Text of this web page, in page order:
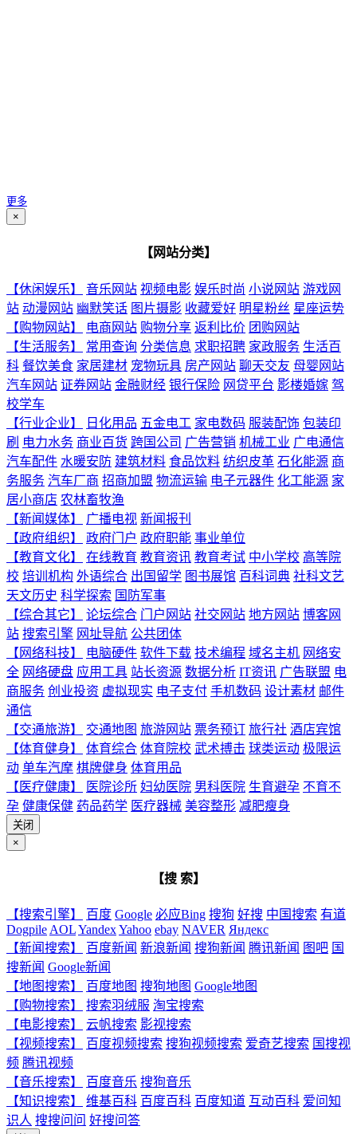
更多
×
【网站分类】
【休闲娱乐】 音乐网站 视频电影 娱乐时尚 小说网站 游戏网
站 动漫网站 幽默笑话 图片摄影 收藏爱好 明星粉丝 星座运势
【购物网站】
电商网站 购物分享 返利比价 团购网站
【生活服务】
常用查询 分类信息 求职招聘 家政服务 生活百
科 餐饮美食 家居建材 宠物玩具 房产网站 聊天交友 母婴网站
汽车网站 证券网站 金融财经 银行保险 网贷平台 影楼婚嫁 驾
校学车
【行业企业】
日化用品 五金电工 家电数码 服装配饰 包装印
刷 电力水务 商业百货 跨国公司 广告营销 机械工业 广电通信
汽车配件 水暖安防 建筑材料 食品饮料 纺织皮革 石化能源 商
务服务 汽车厂商 招商加盟 物流运输 电子元器件 化工能源 家
居小商店 农林畜牧渔
【新闻媒体】
广播电视 新闻报刊
【政府组织】
政府门户 政府职能 事业单位
【教育文化】
在线教育 教育资讯 教育考试 中小学校 高等院
校 培训机构 外语综合 出国留学 图书展馆 百科词典 社科文艺
天文历史 科学探索 国防军事
【综合其它】
论坛综合 门户网站 社交网站 地方网站 博客网
站 搜索引擎 网址导航 公共团体
【网络科技】
电脑硬件 软件下载 技术编程 域名主机 网络安
全 网络硬盘 应用工具 站长资源 数据分析 IT资讯 广告联盟 电
商服务 创业投资 虚拟现实 电子支付 手机数码 设计素材 邮件
通信
【交通旅游】
交通地图 旅游网站 票务预订 旅行社 酒店宾馆
【体育健身】
体育综合 体育院校 武术搏击 球类运动 极限运
动 单车汽摩 棋牌健身 体育用品
【医疗健康】
医院诊所 妇幼医院 男科医院 生育避孕 不育不
孕 健康保健 药品药学 医疗器械 美容整形 减肥瘦身
关闭
×
【搜 索】
【搜索引擎】 百度 Google 必应Bing 搜狗 好搜 中国搜索 有道
Dogpile AOLYandexYahoo ebay NAVER Яндекс
【新闻搜索】
百度新闻 新浪新闻 搜狗新闻 腾讯新闻 图吧 国
搜新闻 Google新闻
【地图搜索】
百度地图 搜狗地图 Google地图
【购物搜索】
搜索羽绒服 淘宝搜索
【电影搜索】
云帆搜索 影视搜索
【视频搜索】
百度视频搜索 搜狗视频搜索 爱奇艺搜索 国搜视
频 腾讯视频
【音乐搜索】
百度音乐 搜狗音乐
【知识搜索】
维基百科 百度百科 百度知道 互动百科 爱问知
识人 搜搜问问 好搜问答